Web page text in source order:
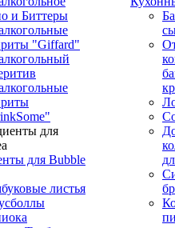
и Биттеры
"Giffard"
для Bubble
листья